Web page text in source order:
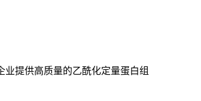
提供高质量的乙酰化定量蛋白组